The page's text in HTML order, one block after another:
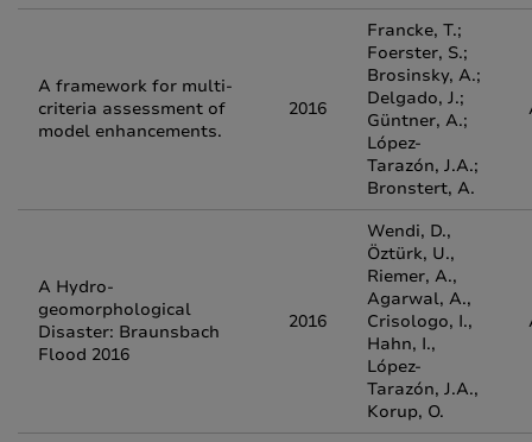
A framework for multi-
criteria assessment of
model enhancements.
2016
Francke, T.;
Foerster, S.;
Brosinsky, A.;
Delgado, J.;
Güntner, A.;
López-
Tarazón, J.A.;
Bronstert, A.
A Hydro-
geomorphological
Disaster: Braunsbach
Flood 2016
2016
Wendi, D.,
Öztürk, U.,
Riemer, A.,
Agarwal, A.,
Crisologo, I.,
Hahn, I.,
López-
Tarazón, J.A.,
Korup, O.